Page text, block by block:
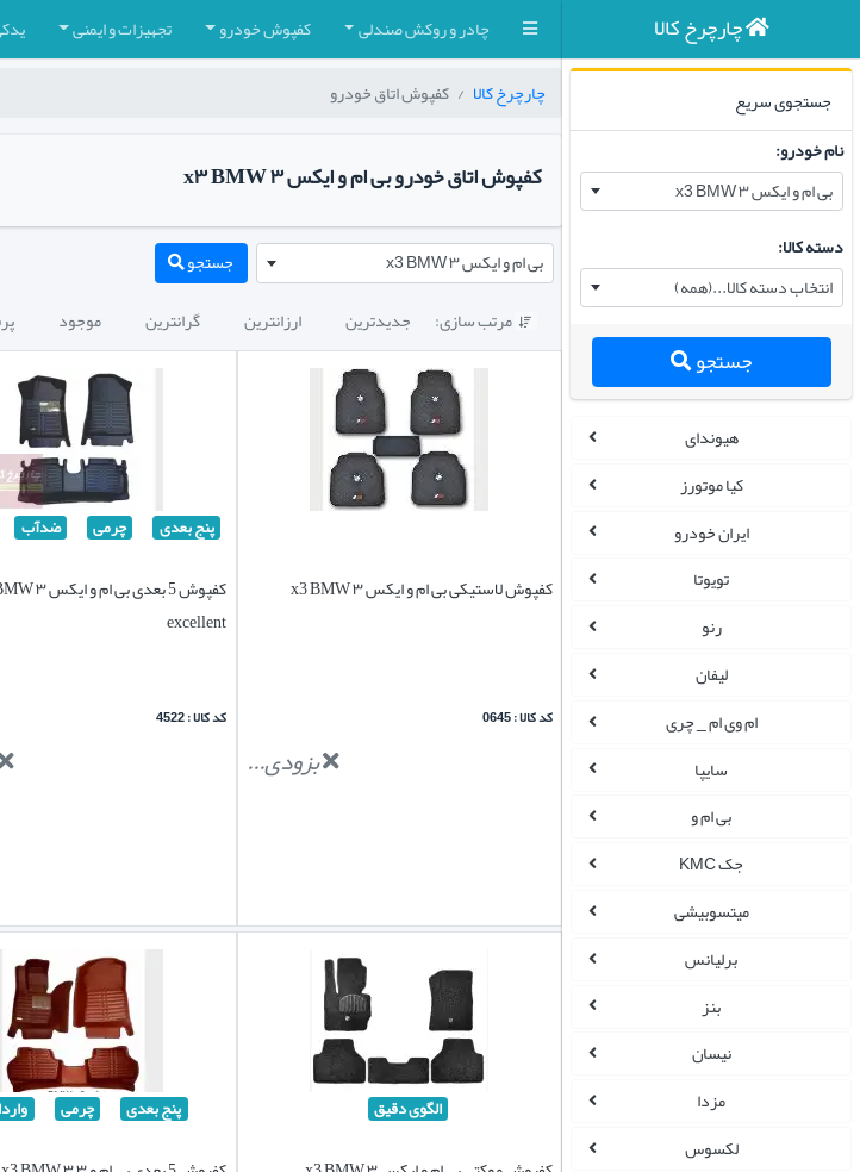
چادر و روکش صندلی کفپوش خودرو تجهیزات و ایمنی چارچرخ کالا
جستجوی سریع
نام خودرو:
بی ام و ایکس ۳ x3 BMW
دسته کالا:
انتخاب دسته کالا...(همه)
جستجو
هیوندای
کیا موتورز
ایران خودرو
تویوتا
رنو
لیفان
ام وی ام _ چری
سایپا
بی ام و
جک KMC
میتسوبیشی
برلیانس
بنز
نیسان
مزدا
لکسوس
چارچرخ کالا کفپوش اتاق خودرو
کفپوش اتاق خودرو بی ام و ایکس ۳ x۳ BMW
بی ام و ایکس ۳ x3 BMW جستجو
 مرتب سازی: جدیدترین ارزانترین گرانترین موجود
کفپوش لاستیکی بی ام و ایکس ۳ x3 BMW
کد کالا : 0645
بزودی...
پنج بعدی چرمی ضدآب
excellent
کد کالا : 4522
الگوی دقیق پنج بعدی چرمی